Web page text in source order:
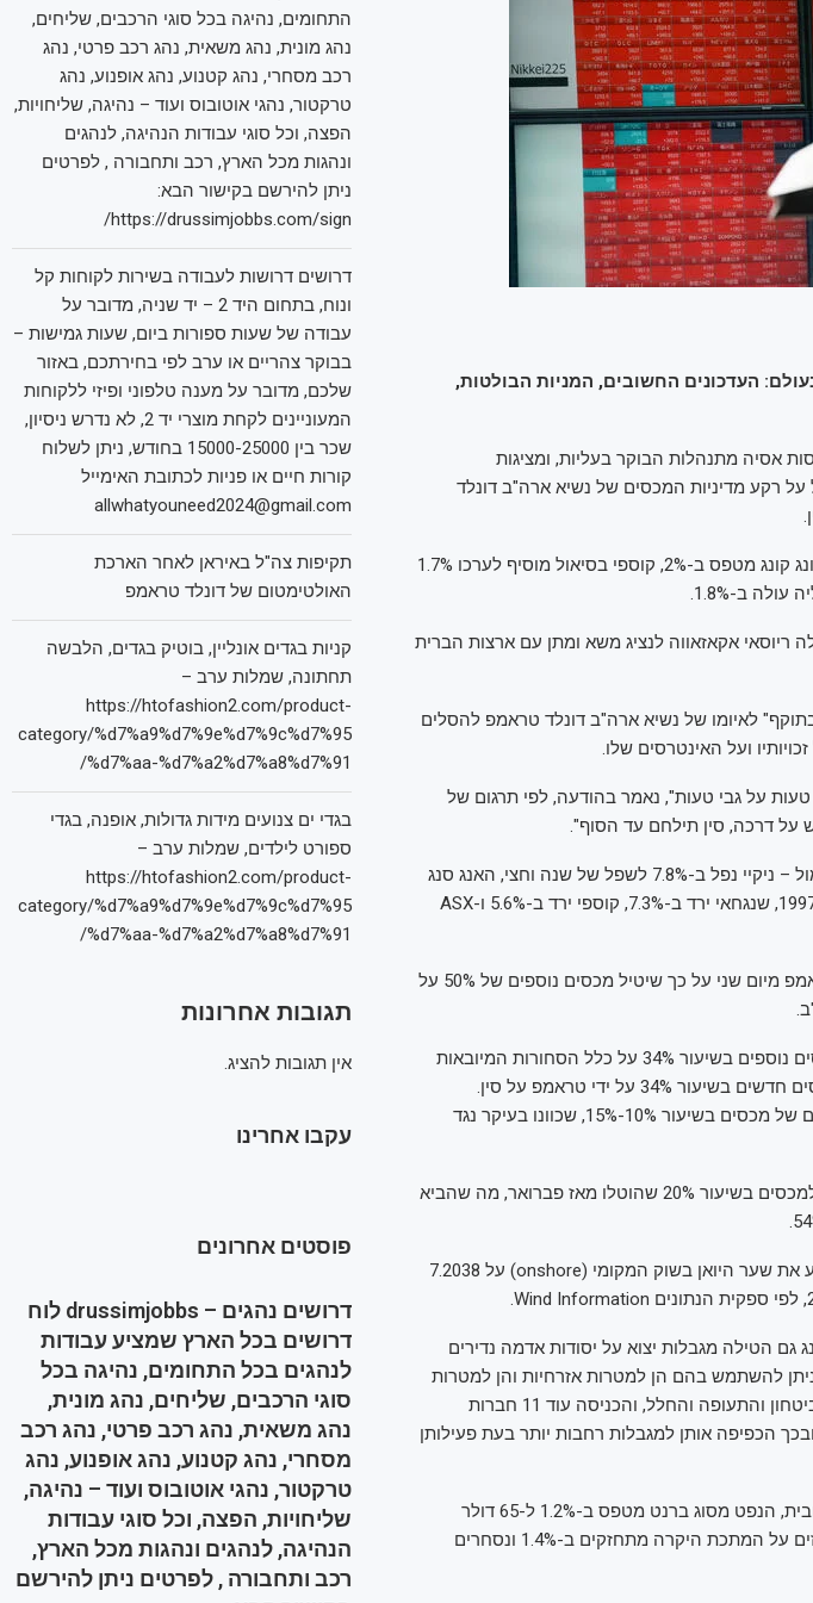
העדכונים החשובים, המניות הבולטות,
אסיה מתנהלות הבוקר בעליות, ומציגות
רקע מדיניות המכסים של נשיא ארה"ב דונלד
מדד ניקיי בבורסת טוקיו מזנק ב-6.2%, האנג סנג בהונג קונג מטפס ב-2%, קוספי בסיאול מוסיף לערכו 1.7%
אקאזאווה לנציג משא ומתן עם ארצות הברית
לאיומו של נשיא ארה"ב דונלד טראמפ להסלים
ועל האינטרסים שלו.
על גבי טעות", נאמר בהודעה, לפי תרגום של
העליות הבוקר עדיין לא מפצות על הנפילות של אתמול – ניקיי נפל ב-7.8% לשפל של שנה וחצי, האנג סנג
צנח ב-13.2% בירידה היומית החדה ביותר שלו מאז 1997, שנגחאי ירד ב-7.3%, קוספי ירד ב-5.6% ו-ASX
הירידות החדות אתמול תודלקו על ידי האיום של טראמפ מיום שני על כך שיטיל מכסים נוספים של 50% על
ביום שישי שעבר, משרד האוצר הסיני הודיע על מכסים נוספים בשיעור 34% על כלל הסחורות המיובאות
מארה"ב, החל מ-10 באפריל, כתגמול על הטלת מכסים חדשים בשיעור 34% על ידי טראמפ על סין.
המכסים הגורפים הללו באו לאחר שני סבבים קודמים של מכסים בשיעור 10%-15%, שכוונו בעיקר נגד
המכסים בשיעור 34% שטראמפ הטיל על סין נוספו למכסים בשיעור 20% שהוטלו מאז פברואר, מה שהביא
הבנק המרכזי של סין (People's Bank of China) קבע את שער היואן בשוק המקומי (onshore) על 7.2038
הטילה מגבלות יצוא על יסודות אדמה נדירים
להשתמש בהם הן למטרות אזרחיות והן למטרות
צבאיות) ל-12 גופים אמריקאיים, בעיקר בתעשיות הביטחון והתעופה והחלל, והכניסה עוד 11 חברות
הכפיפה אותן למגבלות רחבות יותר בעת פעילותן
מחיר הנפט מסוג WTI עולה ב-1.5% ל-61.6 דולר לחבית, הנפט מסוג ברנט מטפס ב-1.2% ל-65 דולר
לחבית. הזהב חוזר להיסחר מעל ל-3,000 דולר: החוזים על המתכת היקרה מתחזקים ב-1.4% ונסחרים
התחומים, נהיגה בכל סוגי הרכבים, שליחים,
נהג מונית, נהג משאית, נהג רכב פרטי, נהג
רכב מסחרי, נהג קטנוע, נהג אופנוע, נהג
טרקטור, נהגי אוטובוס ועוד – נהיגה, שליחויות,
הפצה, וכל סוגי עבודות הנהיגה, לנהגים
ונהגות מכל הארץ, רכב ותחבורה , לפרטים
ניתן להירשם בקישור הבא:
https://drussimjobbs.com/sign/
דרושים דרושות לעבודה בשירות לקוחות קל
ונוח, בתחום היד 2 – יד שניה, מדובר על
עבודה של שעות ספורות ביום, שעות גמישות –
בבוקר צהריים או ערב לפי בחירתכם, באזור
שלכם, מדובר על מענה טלפוני ופיזי ללקוחות
המעוניינים לקחת מוצרי יד 2, לא נדרש ניסיון,
שכר בין 15000-25000 בחודש, ניתן לשלוח
קורות חיים או פניות לכתובת האימייל
allwhatyouneed2024@gmail.com
תקיפות צה"ל באיראן לאחר הארכת
האולטימטום של דונלד טראמפ
קניות בגדים אונליין, בוטיק בגדים, הלבשה
תחתונה, שמלות ערב –
https://htofashion2.com/product-
category/%d7%a9%d7%9e%d7%9c%d7%95
%d7%aa-%d7%a2%d7%a8%d7%91/
בגדי ים צנועים מידות גדולות, אופנה, בגדי
ספורט לילדים, שמלות ערב –
https://htofashion2.com/product-
category/%d7%a9%d7%9e%d7%9c%d7%95
%d7%aa-%d7%a2%d7%a8%d7%91/
תגובות אחרונות
אין תגובות להציג.
עקבו אחרינו
פוסטים אחרונים
דרושים נהגים – drussimjobbs לוח
דרושים בכל הארץ שמציע עבודות
לנהגים בכל התחומים, נהיגה בכל
סוגי הרכבים, שליחים, נהג מונית,
נהג משאית, נהג רכב פרטי, נהג רכב
מסחרי, נהג קטנוע, נהג אופנוע, נהג
טרקטור, נהגי אוטובוס ועוד – נהיגה,
שליחויות, הפצה, וכל סוגי עבודות
הנהיגה, לנהגים ונהגות מכל הארץ,
רכב ותחבורה , לפרטים ניתן להירשם